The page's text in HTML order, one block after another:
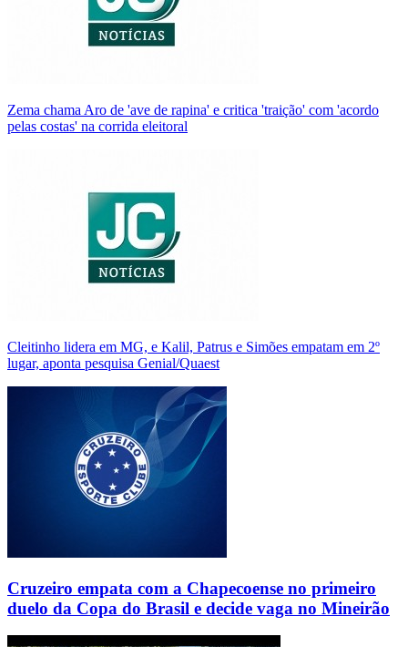
Zema chama Aro de 'ave de rapina' e critica 'traição' com 'acordo
pelas costas' na corrida eleitoral
Cleitinho lidera em MG, e Kalil, Patrus e Simões empatam em 2º
lugar, aponta pesquisa Genial/Quaest
Cruzeiro empata com a Chapecoense no primeiro
duelo da Copa do Brasil e decide vaga no Mineirão